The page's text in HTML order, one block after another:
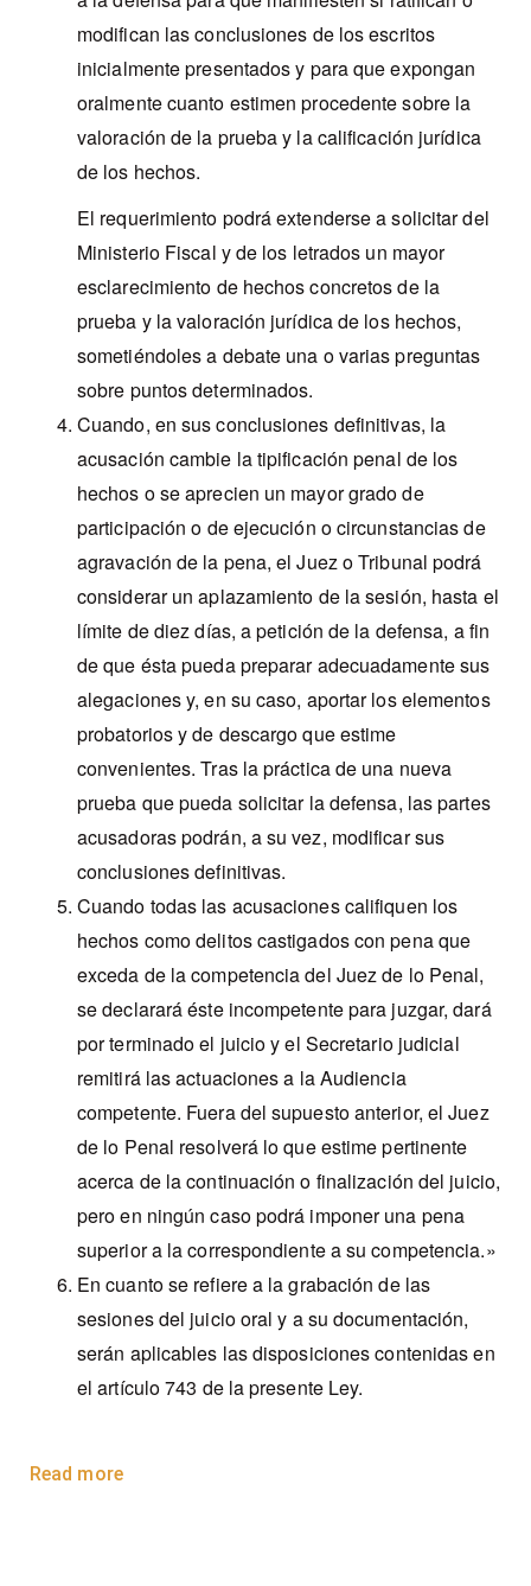
modifican las conclusiones de los escritos
inicialmente presentados y para que expongan
oralmente cuanto estimen procedente sobre la
valoración de la prueba y la calificación jurídica
de los hechos.
El requerimiento podrá extenderse a solicitar del
Ministerio Fiscal y de los letrados un mayor
esclarecimiento de hechos concretos de la
prueba y la valoración jurídica de los hechos,
sometiéndoles a debate una o varias preguntas
sobre puntos determinados.
Cuando, en sus conclusiones definitivas, la
acusación cambie la tipificación penal de los
hechos o se aprecien un mayor grado de
participación o de ejecución o circunstancias de
agravación de la pena, el Juez o Tribunal podrá
considerar un aplazamiento de la sesión, hasta el
límite de diez días, a petición de la defensa, a fin
de que ésta pueda preparar adecuadamente sus
alegaciones y, en su caso, aportar los elementos
probatorios y de descargo que estime
convenientes. Tras la práctica de una nueva
prueba que pueda solicitar la defensa, las partes
acusadoras podrán, a su vez, modificar sus
conclusiones definitivas.
Cuando todas las acusaciones califiquen los
hechos como delitos castigados con pena que
exceda de la competencia del Juez de lo Penal,
se declarará éste incompetente para juzgar, dará
por terminado el juicio y el Secretario judicial
remitirá las actuaciones a la Audiencia
competente. Fuera del supuesto anterior, el Juez
de lo Penal resolverá lo que estime pertinente
acerca de la continuación o finalización del juicio,
pero en ningún caso podrá imponer una pena
superior a la correspondiente a su competencia.»
En cuanto se refiere a la grabación de las
sesiones del juicio oral y a su documentación,
serán aplicables las disposiciones contenidas en
el artículo 743 de la presente Ley.
Read more